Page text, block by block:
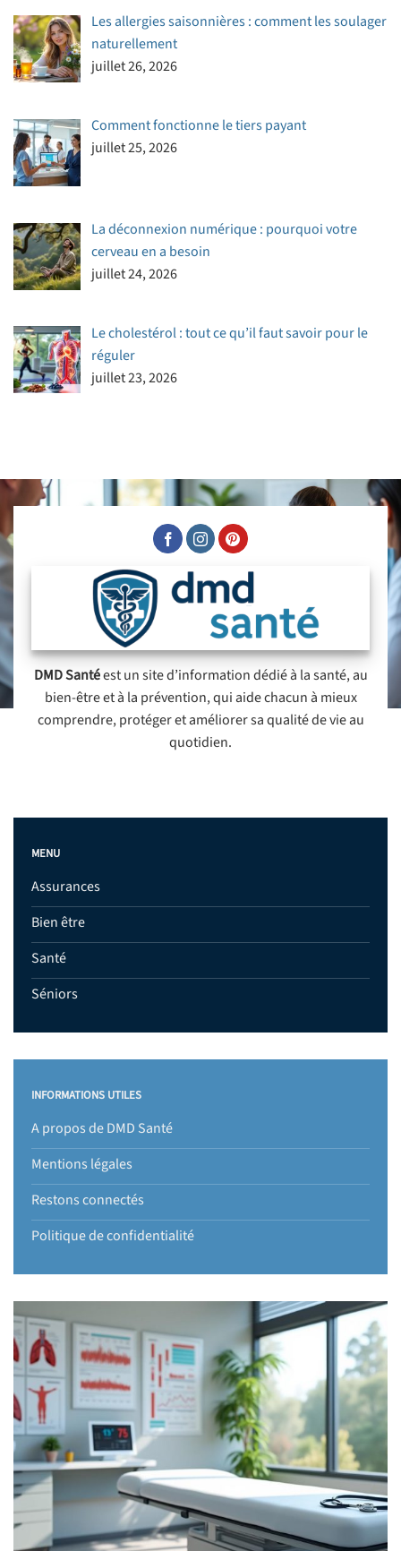
Les allergies saisonnières : comment les soulager
naturellement
juillet 26, 2026
Comment fonctionne le tiers payant
juillet 25, 2026
La déconnexion numérique : pourquoi votre
cerveau en a besoin
juillet 24, 2026
Le cholestérol : tout ce qu’il faut savoir pour le
réguler
juillet 23, 2026
DMD Santéest un site d’information dédié à la santé, au
bien-être et à la prévention, qui aide chacun à mieux
comprendre, protéger et améliorer sa qualité de vie au
quotidien.
MENU
Assurances
Bien être
Santé
Séniors
INFORMATIONS UTILES
A propos de DMD Santé
Mentions légales
Restons connectés
Politique de confidentialité